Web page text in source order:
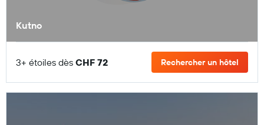
Kutno
3+ étoiles dès CHF 72 Rechercher un hôtel